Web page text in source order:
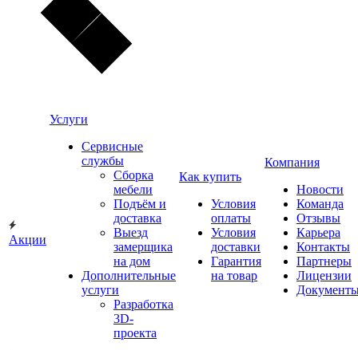
Акции
Услуги
Сервисные
службы
Сборка
мебели
Подъём и
доставка
Выезд
замерщика
на дом
Дополнительные
услуги
Разработка
3D-
проекта
Как купить
Условия
оплаты
Условия
доставки
Гарантия
на товар
Компания
Новости
Команда
Отзывы
Карьера
Контакты
Партнеры
Лицензии